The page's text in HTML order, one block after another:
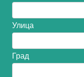
Улица
Град